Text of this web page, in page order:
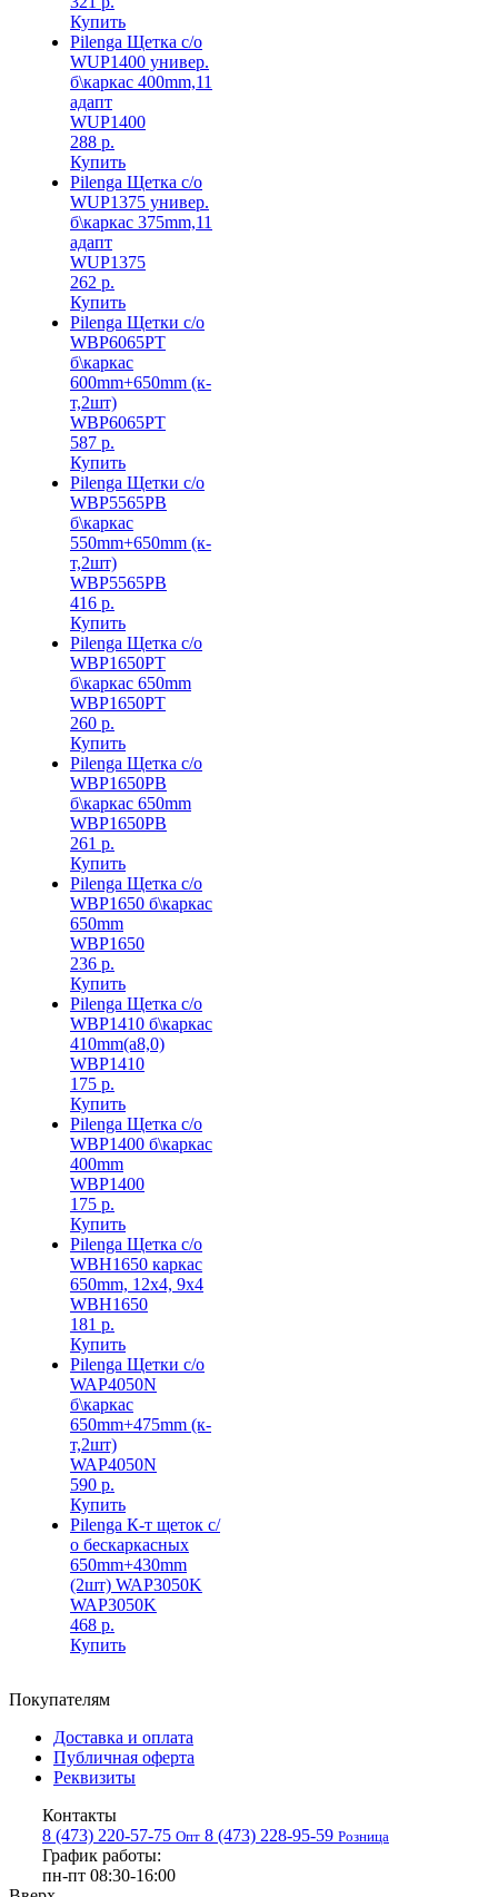
Купить
Pilenga Щетка с/о
WUP1400 универ.
б\каркас 400mm,11
адапт
WUP1400
288 р.
Купить
Pilenga Щетка с/о
WUP1375 универ.
б\каркас 375mm,11
адапт
WUP1375
262 р.
Купить
Pilenga Щетки с/о
WBP6065PT
б\каркас
600mm+650mm (к-
т,2шт)
WBP6065PT
587 р.
Купить
Pilenga Щетки с/о
WBP5565PB
б\каркас
550mm+650mm (к-
т,2шт)
WBP5565PB
416 р.
Купить
Pilenga Щетка с/о
WBP1650PT
б\каркас 650mm
WBP1650PT
260 р.
Купить
Pilenga Щетка с/о
WBP1650PB
б\каркас 650mm
WBP1650PB
261 р.
Купить
Pilenga Щетка с/о
WBP1650 б\каркас
650mm
WBP1650
236 р.
Купить
Pilenga Щетка с/о
WBP1410 б\каркас
410mm(а8,0)
WBP1410
175 р.
Купить
Pilenga Щетка с/о
WBP1400 б\каркас
400mm
WBP1400
175 р.
Купить
Pilenga Щетка с/о
WBH1650 каркас
650mm, 12x4, 9x4
WBH1650
181 р.
Купить
Pilenga Щетки с/о
WAP4050N
б\каркас
650mm+475mm (к-
т,2шт)
WAP4050N
590 р.
Купить
Pilenga К-т щеток с/
о бескаркасных
650mm+430mm
(2шт) WAP3050K
WAP3050K
468 р.
Купить
Покупателям
Доставка и оплата
Публичная оферта
Реквизиты
Контакты
8 (473) 220-57-75 Опт 8 (473) 228-95-59 Розница
График работы:
пн-пт 08:30-16:00